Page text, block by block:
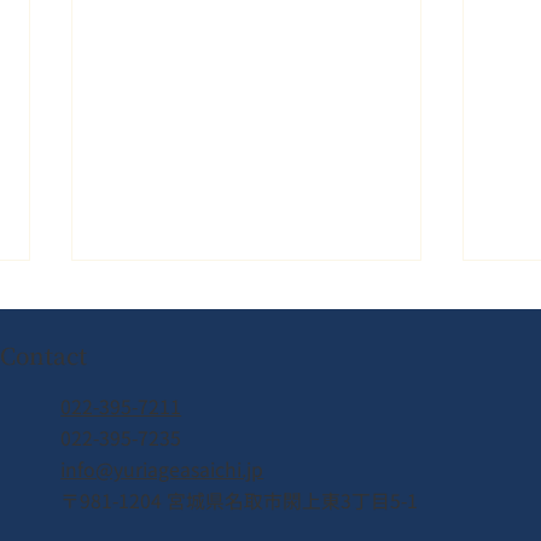
2026年8月8日（土） なとり
Contact
022-395-7211
022-395-7235
info@yuriageasaichi.jp
〒981-1204 宮城県名取市閖上東3丁目5-1